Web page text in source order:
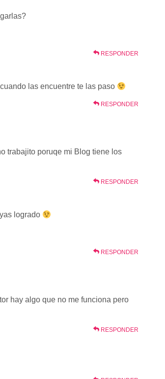
RESPONDER
las encuentre te las paso
RESPONDER
trabajito poruqe mi Blog tiene los
RESPONDER
logrado
RESPONDER
hay algo que no me funciona pero
RESPONDER